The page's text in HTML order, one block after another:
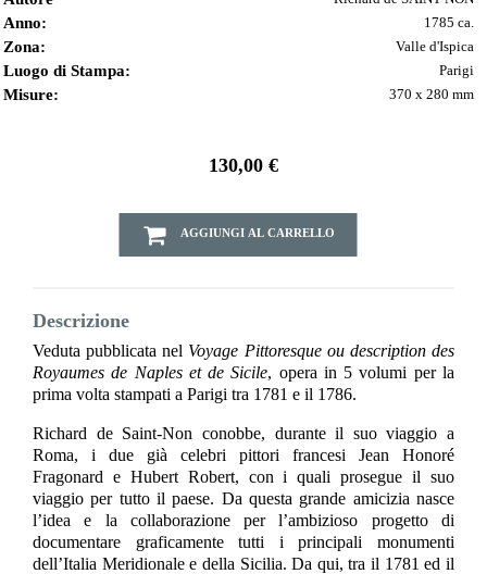
Anno: 1785 ca.
Zona: Valle d'Ispica
Luogo di Stampa: Parigi
Misure: 370 x 280 mm
130,00 €
AGGIUNGI AL CARRELLO
Descrizione
Veduta pubblicata nel Voyage Pittoresque ou description des
Royaumes de Naples et de Sicile, opera in 5 volumi per la
prima volta stampati a Parigi tra 1781 e il 1786.
Richard de Saint-Non conobbe, durante il suo viaggio a
Roma, i due già celebri pittori francesi Jean Honoré
Fragonard e Hubert Robert, con i quali prosegue il suo
viaggio per tutto il paese. Da questa grande amicizia nasce
l’idea e la collaborazione per l’ambizioso progetto di
documentare graficamente tutti i principali monumenti
dell’Italia Meridionale e della Sicilia. Da qui, tra il 1781 ed il